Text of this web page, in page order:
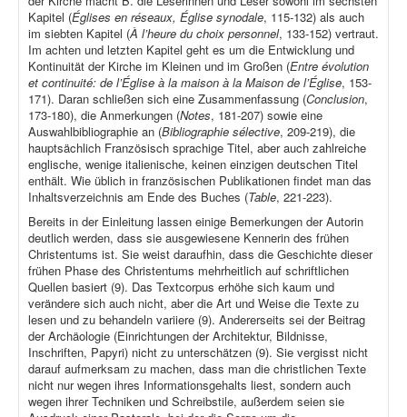
Kapitel (Églises en réseaux, Église synodale, 115-132) als auch
im siebten Kapitel (À l’heure du choix personnel, 133-152) vertraut.
Im achten und letzten Kapitel geht es um die Entwicklung und
Kontinuität der Kirche im Kleinen und im Großen (Entre évolution
et continuité: de l’Église à la maison à la Maison de l’Église, 153-
171). Daran schließen sich eine Zusammenfassung (Conclusion,
173-180), die Anmerkungen (Notes, 181-207) sowie eine
Auswahlbibliographie an (Bibliographie sélective, 209-219), die
hauptsächlich Französisch sprachige Titel, aber auch zahlreiche
englische, wenige italienische, keinen einzigen deutschen Titel
enthält. Wie üblich in französischen Publikationen findet man das
Inhaltsverzeichnis am Ende des Buches (Table, 221-223).
Bereits in der Einleitung lassen einige Bemerkungen der Autorin
deutlich werden, dass sie ausgewiesene Kennerin des frühen
Christentums ist. Sie weist daraufhin, dass die Geschichte dieser
frühen Phase des Christentums mehrheitlich auf schriftlichen
Quellen basiert (9). Das Textcorpus erhöhe sich kaum und
verändere sich auch nicht, aber die Art und Weise die Texte zu
lesen und zu behandeln variiere (9). Andererseits sei der Beitrag
der Archäologie (Einrichtungen der Architektur, Bildnisse,
Inschriften, Papyri) nicht zu unterschätzen (9). Sie vergisst nicht
darauf aufmerksam zu machen, dass man die christlichen Texte
nicht nur wegen ihres Informationsgehalts liest, sondern auch
wegen ihrer Techniken und Schreibstile, außerdem seien sie